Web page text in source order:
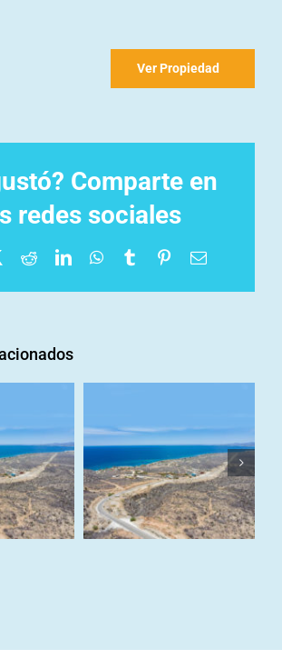
Ver Propiedad
Comparte en
redes sociales
X RedditLinkedInWhatsApp
TumblrPinterestCorreo
Los
Barriles-
Yates
Palmira